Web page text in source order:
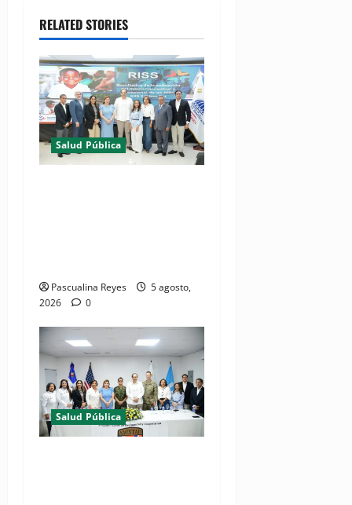
RELATED STORIES
Salud Pública
Pascualina Reyes
5 agosto,
2026
0
Salud Pública